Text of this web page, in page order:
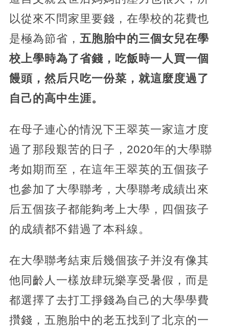
以從來不問家里要錢，在學校的花費也
是極為節省， 五胞胎中的三個女兒在學
校上學時為了省錢，吃飯時一人買一個
饅頭，然后只吃一份菜，就這麼度過了
自己的高中生涯。
在母子連心的情況下王翠英一家這才度
過了那段艱苦的日子，2020年的大學聯
考如期而至，在這年王翠英的五個孩子
也參加了大學聯考，大學聯考成績出來
后五個孩子都能夠考上大學，四個孩子
的成績都不錯過了本科線。
在大學聯考結束后幾個孩子并沒有像其
他同齡人一樣放肆玩樂享受暑假，而是
都選擇了去打工掙錢為自己的大學學費
攢錢，五胞胎中的老五找到了北京的一